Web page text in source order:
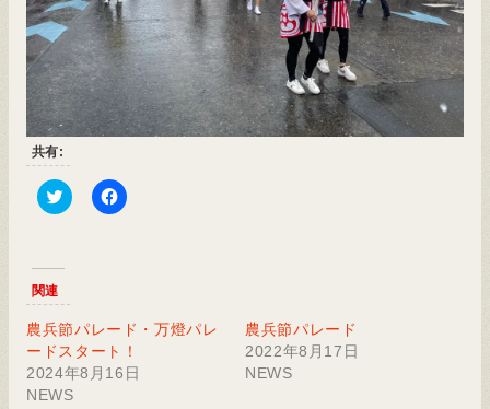
共有:
Click
Twitter
(新
し
ウ
ィ
ン
ド
ウ
で
Facebook
ク
ッ
ク
し
関連
農兵節パレード・万燈パレ
ードスタート！
2024年8月16日
NEWS
農兵節パレード
2022年8月17日
NEWS